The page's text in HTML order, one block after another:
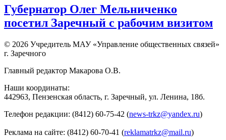
Губернатор Олег Мельниченко
посетил Заречный с рабочим визитом
© 2026 Учредитель МАУ «Управление общественных связей»
г. Заречного
Главный редактор Макарова О.В.
Наши координаты:
442963, Пензенская область, г. Заречный, ул. Ленина, 18б.
Телефон редакции: (8412) 60-75-42 (news-trkz@yandex.ru)
Реклама на сайте: (8412) 60-70-41 (reklamatrkz@mail.ru)